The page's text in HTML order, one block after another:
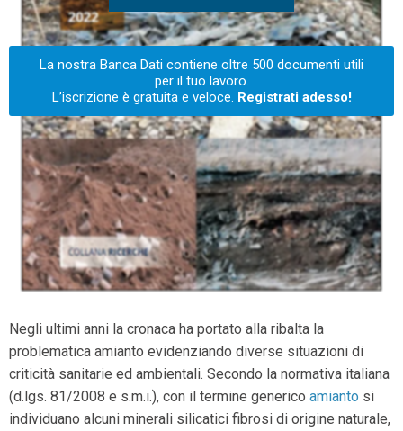
La nostra Banca Dati contiene oltre 500 documenti utili
per il tuo lavoro.
L’iscrizione è gratuita e veloce. Registrati adesso!
Negli ultimi anni la cronaca ha portato alla ribalta la
problematica amianto evidenziando diverse situazioni di
criticità sanitarie ed ambientali. Secondo la normativa italiana
(d.lgs. 81/2008 e s.m.i.), con il termine generico amianto si
individuano alcuni minerali silicatici fibrosi di origine naturale,